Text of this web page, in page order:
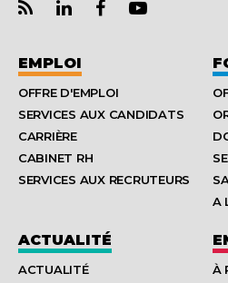
EMPLOI
OFFRE D'EMPLOI
SERVICES AUX CANDIDATS
CARRIÈRE
CABINET RH
SERVICES AUX RECRUTEURS
A
ACTUALITÉ
ACTUALITÉ
À